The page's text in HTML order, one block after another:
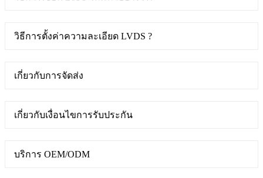
วิธีการตั้งค่าความละเอียด LVDS ?
เกี่ยวกับการจัดส่ง
เกี่ยวกับเงื่อนไขการรับประกัน
บริการ OEM/ODM